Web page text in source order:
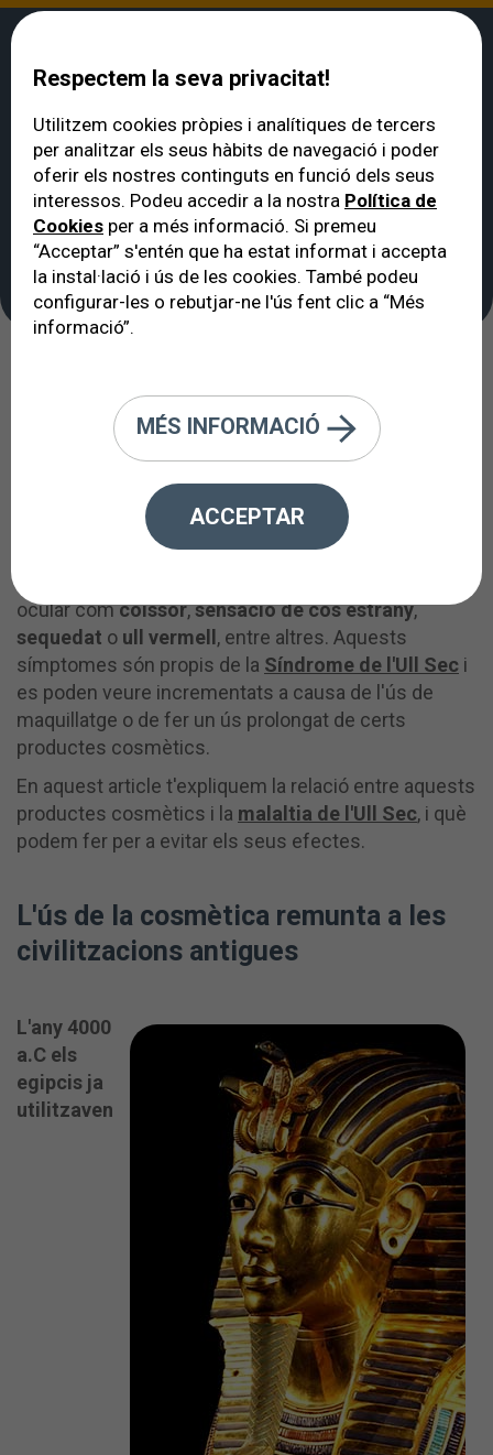
VERTE Sents malestar ocular després de maquillar-te?
Sents malestar ocular
després de maquillar-
te?
22/01/2024
És habitual maquillar-nos amb freqüència per a anar
a treballar, per a sortir de festa o per altres motius
personals, en conseqüència, és possible que
ocular comcoïssor,sensació de cos estrany,
sequedat o ull vermell , entre altres. Aquests
símptomes són propis de la Síndrome de l'Ull Sec i
es poden veure incrementats a causa de l'ús de
maquillatge o de fer un ús prolongat de certs
productes cosmètics.
En aquest article t'expliquem la relació entre aquests
productes cosmètics i la malaltia de l'Ull Sec, i què
podem fer per a evitar els seus efectes.
L'ús de la cosmètica remunta a les
civilitzacions antigues
L'any 4000
a.C els
egipcis ja
utilitzaven
Respectem la seva privacitat!
Utilitzem cookies pròpies i analítiques de tercers
per analitzar els seus hàbits de navegació i poder
oferir els nostres continguts en funció dels seus
interessos. Podeu accedir a la nostra Política de
Cookies per a més informació. Si premeu
“Acceptar” s'entén que ha estat informat i accepta
la instal·lació i ús de les cookies. També podeu
configurar-les o rebutjar-ne l'ús fent clic a “Més
informació”.
MÉS INFORMACIÓ
ACCEPTAR